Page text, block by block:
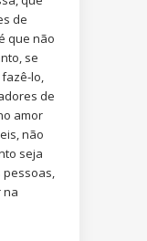
de
que não
se
lo,
de
amor
não
seja
pessoas,
na